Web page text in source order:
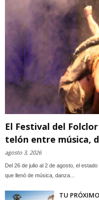
El Festival del
telón entre música,
agosto 3, 2026
Del 26 de julio al 2 de agosto, el
que llenó de música, danza...
TU